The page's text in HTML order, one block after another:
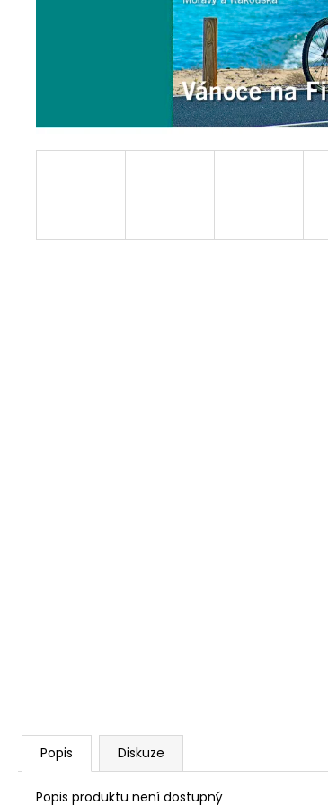
Popis Diskuze
Popis produktu není dostupný
PŘEDPLATNÉ CYKLOTURISTIKA 2026